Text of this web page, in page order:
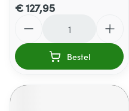
€ 127,95
Bestel